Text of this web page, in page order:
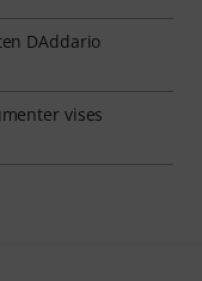
DAddario
vises